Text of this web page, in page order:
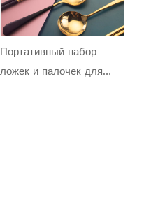
Портативный набор
ложек и палочек для